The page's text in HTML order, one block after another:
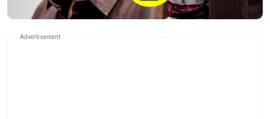
Advertisement